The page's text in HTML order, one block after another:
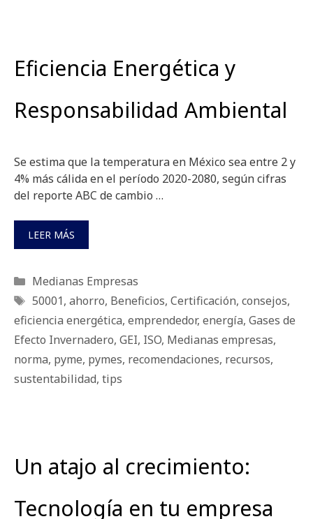
Eficiencia Energética y
Responsabilidad Ambiental
Se estima que la temperatura en México sea entre 2 y
4% más cálida en el período 2020-2080, según cifras
del reporte ABC de cambio …
LEER MÁS
Categorías
Medianas Empresas
Etiquetas
50001, ahorro, Beneficios, Certificación, consejos,
eficiencia energética, emprendedor, energía, Gases de
Efecto Invernadero, GEI, ISO, Medianas empresas,
norma, pyme, pymes, recomendaciones, recursos,
sustentabilidad, tips
Un atajo al crecimiento:
Tecnología en tu empresa